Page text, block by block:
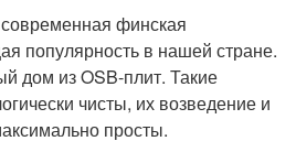
финская
популярность в нашей стране.
дом из OSB-плит. Такие
чисты, их возведение и
просты.